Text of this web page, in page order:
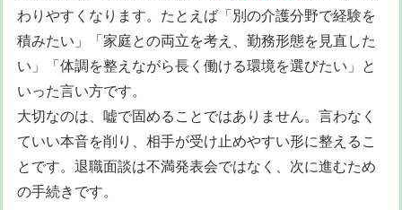
わりやすくなります。たとえば「別の介護分野で経験を
積みたい」「家庭との両立を考え、勤務形態を見直した
い」「体調を整えながら長く働ける環境を選びたい」と
いった言い方です。
大切なのは、嘘で固めることではありません。言わなく
ていい本音を削り、相手が受け止めやすい形に整えるこ
とです。退職面談は不満発表会ではなく、次に進むため
の手続きです。